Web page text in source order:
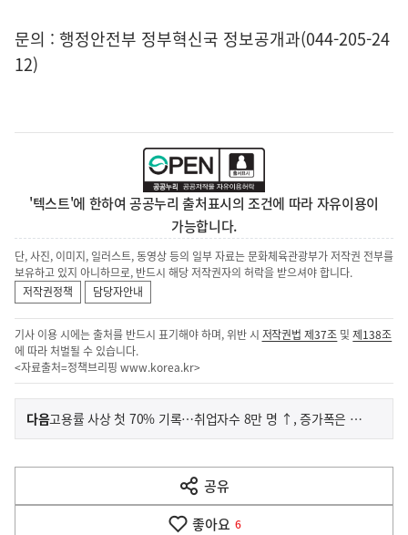
문의 : 행정안전부 정부혁신국 정보공개과(044-205-24
12)
'텍스트'에 한하여 공공누리 출처표시의 조건에 따라 자유이용이
가능합니다.
단, 사진, 이미지, 일러스트, 동영상 등의 일부 자료는 문화체육관광부가 저작권 전부를
보유하고 있지 아니하므로, 반드시 해당 저작권자의 허락을 받으셔야 합니다.
저작권정책
담당자안내
기사 이용 시에는 출처를 반드시 표기해야 하며, 위반 시 저작권법 제37조 및제138조
에 따라 처벌될 수 있습니다.
<자료출처=정책브리핑 www.korea.kr>
이
전
다
음
다음기
고용률 사상 첫 70% 기록…취업자수 8만 명 ↑, 증가폭은 축소
공유
열
기
좋아요 6